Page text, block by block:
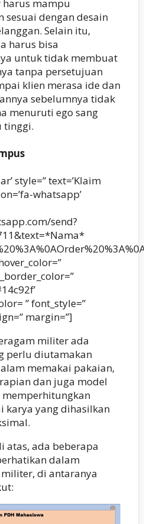
harus mampu
sesuai dengan desain
Selain itu,
harus bisa
untuk tidak membuat
tanpa persetujuan
klien merasa ide dan
sebelumnya tidak
menuruti ego sang
tinggi.
style=” text=’Klaim
whatsapp’
send?
” font_style=”
margin=”]
militer ada
perlu diutamakan
memakai pakaian,
dan juga model
karya yang dihasilkan
atas, ada beberapa
dalam
di antaranya